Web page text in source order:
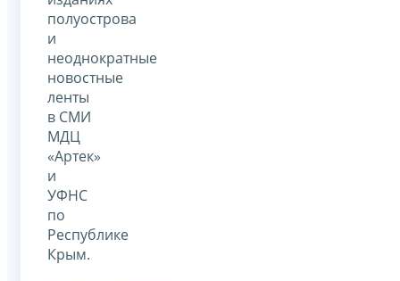
полуострова
и
неоднократные
новостные
ленты
в СМИ
МДЦ
«Артек»
и
УФНС
по
Республике
Крым.